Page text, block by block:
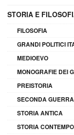
STORIA E
FILOSOFIA
GRANDI POLITICI
MEDIOEVO
MONOGRAFIE DEI
PREISTORIA
SECONDA
STORIA ANTICA
STORIA